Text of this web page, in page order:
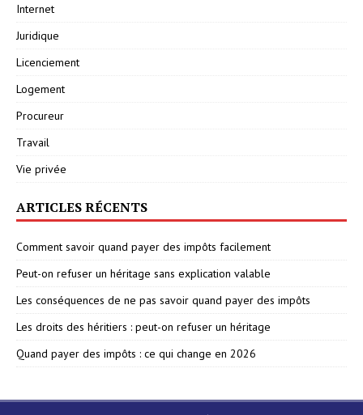
Internet
Juridique
Licenciement
Logement
Procureur
Travail
Vie privée
ARTICLES RÉCENTS
Comment savoir quand payer des impôts facilement
Peut-on refuser un héritage sans explication valable
Les conséquences de ne pas savoir quand payer des impôts
Les droits des héritiers : peut-on refuser un héritage
Quand payer des impôts : ce qui change en 2026